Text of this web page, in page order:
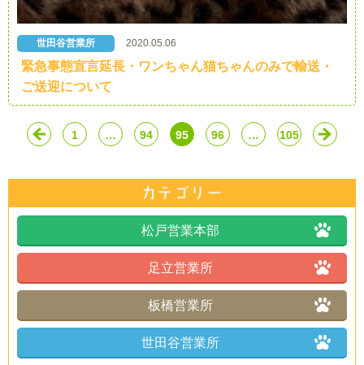
世田谷営業所 2020.05.06
緊急事態宣言延長・ワンちゃん猫ちゃんのみで輸送・
ご送迎について
1 … 94 95 96 … 105
松戸営業本部
足立営業所
板橋営業所
世田谷営業所